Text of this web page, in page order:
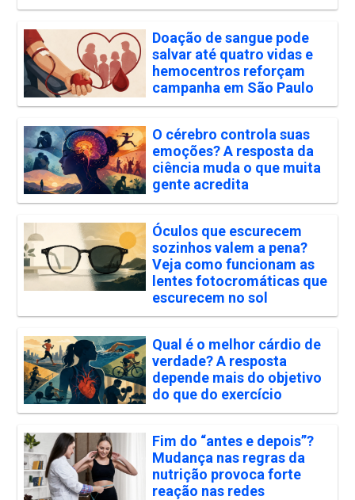
Doação de sangue pode
salvar até quatro vidas e
hemocentros reforçam
campanha em São Paulo
O cérebro controla suas
emoções? A resposta da
ciência muda o que muita
gente acredita
Óculos que escurecem
sozinhos valem a pena?
Veja como funcionam as
lentes fotocromáticas que
escurecem no sol
Qual é o melhor cárdio de
verdade? A resposta
depende mais do objetivo
do que do exercício
Fim do “antes e depois”?
Mudança nas regras da
nutrição provoca forte
reação nas redes